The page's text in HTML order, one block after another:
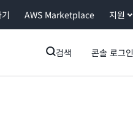
AWS Marketplace 지원
검색 콘솔 로그인